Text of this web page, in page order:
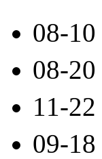
08-10
08-20
11-22
09-18